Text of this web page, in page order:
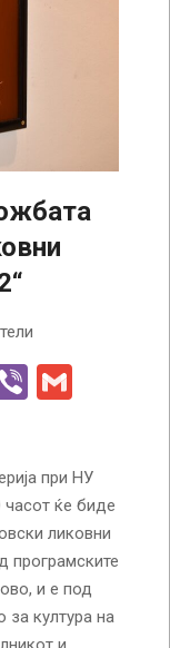
Viber
при НУ
ќе биде
ликовни
програмските
и е под
за култура на